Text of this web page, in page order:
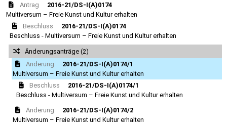
Antrag
2016-21/DS-I(A)0174
Multiversum – Freie Kunst und Kultur erhalten
Beschluss
2016-21/DS-I(A)0174
Beschluss - Multiversum – Freie Kunst und Kultur erhalten
Änderungsanträge (2)
Änderung
2016-21/DS-I(A)0174/1
Multiversum – Freie Kunst und Kultur erhalten
Beschluss
2016-21/DS-I(A)0174/1
Beschluss - Multiversum – Freie Kunst und Kultur erhalten
Änderung
2016-21/DS-I(A)0174/2
Multiversum – Freie Kunst und Kultur erhalten